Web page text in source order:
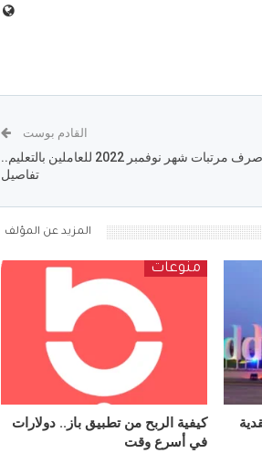
القادم بوست
مواعيد صرف مرتبات شهر نوفمبر 2022 للعاملين بالتعليم..
تفاصيل
المزيد عن المؤلف
منوعات
كيفية الربح من تطبيق باز.. دولارات
في أسرع وقت